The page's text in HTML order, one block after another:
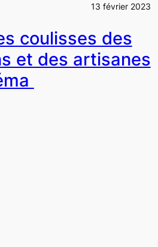
13 février 2023
coulisses des
et des artisanes